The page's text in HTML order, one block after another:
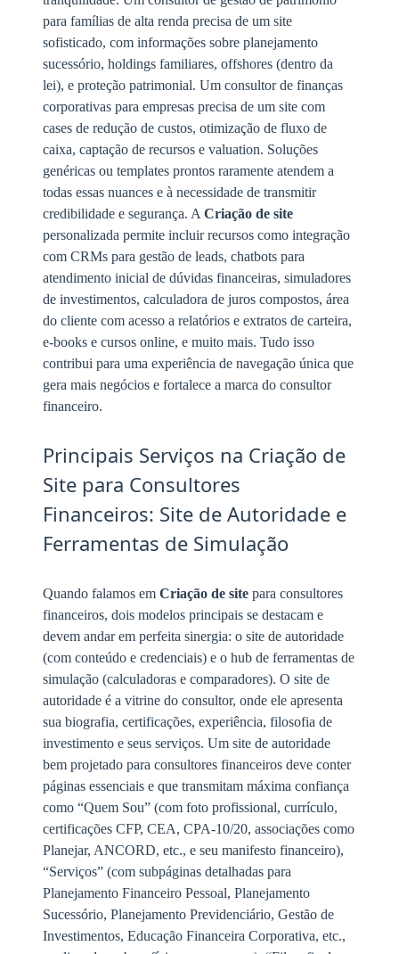
para famílias de alta renda precisa de um site
sofisticado, com informações sobre planejamento
sucessório, holdings familiares, offshores (dentro da
lei), e proteção patrimonial. Um consultor de finanças
corporativas para empresas precisa de um site com
cases de redução de custos, otimização de fluxo de
caixa, captação de recursos e valuation. Soluções
genéricas ou templates prontos raramente atendem a
todas essas nuances e à necessidade de transmitir
credibilidade e segurança. A Criação de site
personalizada permite incluir recursos como integração
com CRMs para gestão de leads, chatbots para
atendimento inicial de dúvidas financeiras, simuladores
de investimentos, calculadora de juros compostos, área
do cliente com acesso a relatórios e extratos de carteira,
e-books e cursos online, e muito mais. Tudo isso
contribui para uma experiência de navegação única que
gera mais negócios e fortalece a marca do consultor
financeiro.
Principais Serviços na Criação de
Site para Consultores
Financeiros: Site de Autoridade e
Ferramentas de Simulação
Quando falamos em Criação de site para consultores
financeiros, dois modelos principais se destacam e
devem andar em perfeita sinergia: o site de autoridade
(com conteúdo e credenciais) e o hub de ferramentas de
simulação (calculadoras e comparadores). O site de
autoridade é a vitrine do consultor, onde ele apresenta
sua biografia, certificações, experiência, filosofia de
investimento e seus serviços. Um site de autoridade
bem projetado para consultores financeiros deve conter
páginas essenciais e que transmitam máxima confiança
como “Quem Sou” (com foto profissional, currículo,
certificações CFP, CEA, CPA-10/20, associações como
Planejar, ANCORD, etc., e seu manifesto financeiro),
“Serviços” (com subpáginas detalhadas para
Planejamento Financeiro Pessoal, Planejamento
Sucessório, Planejamento Previdenciário, Gestão de
Investimentos, Educação Financeira Corporativa, etc.,